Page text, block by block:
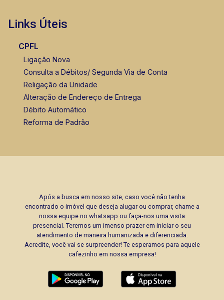
Links Úteis
CPFL
Ligação Nova
Consulta a Débitos/ Segunda Via de Conta
Religação da Unidade
Alteração de Endereço de Entrega
Débito Automático
Reforma de Padrão
Após a busca em nosso site, caso você não tenha
encontrado o imóvel que deseja alugar ou comprar, chame a
nossa equipe no whatsapp ou faça-nos uma visita
presencial. Teremos um imenso prazer em iniciar o seu
atendimento de maneira humanizada e diferenciada.
Acredite, você vai se surpreender! Te esperamos para aquele
cafezinho em nossa empresa!